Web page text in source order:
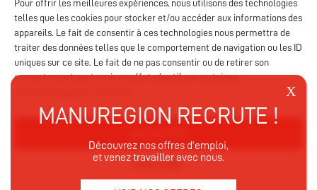
Pour offrir les meilleures expériences, nous utilisons des technologies
telles que les cookies pour stocker et/ou accéder aux informations des
appareils. Le fait de consentir à ces technologies nous permettra de
traiter des données telles que le comportement de navigation ou les ID
uniques sur ce site. Le fait de ne pas consentir ou de retirer son
consentement peut avoir un effet négatif sur certaines
REFUSER
Découvrez nos offres d’emploi,
et venez travailler avec nous.